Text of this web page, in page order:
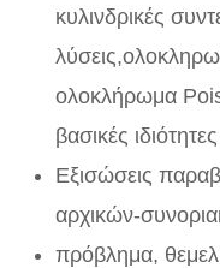
κυλινδρικές
ολοκλήρωμα
βασικές
Εξισώσεις
αρχικών-
πρόβλημα,